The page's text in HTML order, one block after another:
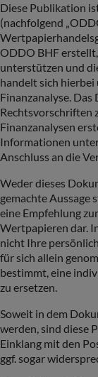
Diese Publikation
(nachfolgend
ODDO BHF
unterstützen und
handelt sich
Finanzanalyse.
Rechtsvorschriften
Finanzanalysen
Informationen
Anschluss an die
Weder dieses
gemachte Aussage
eine Empfehlung
Wertpapieren dar.
nicht Ihre
für sich allein
bestimmt, eine
zu ersetzen.
Soweit in dem
werden, sind diese
Einklang mit den
ggf. sogar